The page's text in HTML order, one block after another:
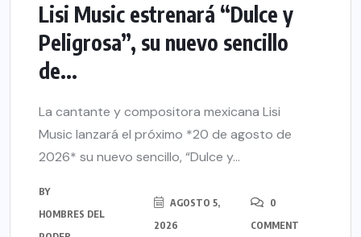
Lisi Music estrenará “Dulce y
Peligrosa”, su nuevo sencillo
de...
La cantante y compositora mexicana Lisi
Music lanzará el próximo *20 de agosto de
2026* su nuevo sencillo, “Dulce y...
BY
HOMBRES DEL
AGOSTO 5,
2026
0
COMMENT